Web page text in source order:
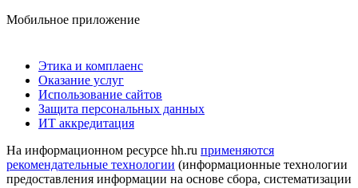
Мобильное приложение
Этика и комплаенс
Оказание услуг
Использование сайтов
Защита персональных данных
ИТ аккредитация
На информационном ресурсе hh.ru применяются
рекомендательные технологии (информационные технологии
предоставления информации на основе сбора, систематизации